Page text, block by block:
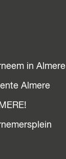
in Almere
Almere